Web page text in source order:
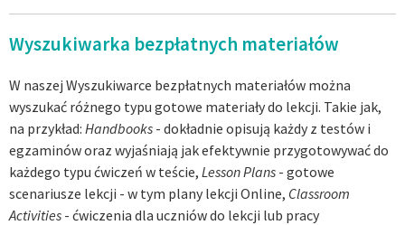
Wyszukiwarka bezpłatnych materiałów
W naszej Wyszukiwarce bezpłatnych materiałów można
wyszukać różnego typu gotowe materiały do lekcji. Takie jak,
na przykład: Handbooks - dokładnie opisują każdy z testów i
egzaminów oraz wyjaśniają jak efektywnie przygotowywać do
każdego typu ćwiczeń w teście, Lesson Plans - gotowe
scenariusze lekcji - w tym plany lekcji Online, Classroom
Activities - ćwiczenia dla uczniów do lekcji lub pracy